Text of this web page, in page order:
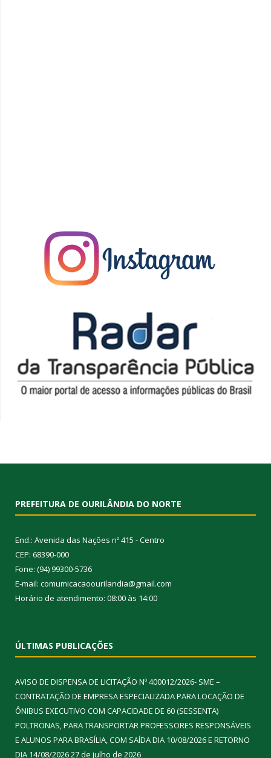
PREFEITURA DE OURILÂNDIA DO NORTE
End.: Avenida das Nações nº 415 - Centro
CEP: 68390-000
Fone: (94) 99300-5736
E-mail: comumicacaoourilandia@gmail.com
Horário de atendimento: 08:00 às 14:00
ÚLTIMAS PUBLICAÇÕES
AVISO DE DISPENSA DE LICITAÇÃO Nº 400012/2026- SME –
CONTRATAÇÃO DE EMPRESA ESPECIALIZADA PARA LOCAÇÃO DE
ÔNIBUS EXECUTIVO COM CAPACIDADE DE 60 (SESSENTA)
POLTRONAS, PARA TRANSPORTAR PROFESSORES RESPONSÁVEIS
E ALUNOS PARA BRASÍLIA, COM SAÍDA DIA 10/08/2026 E RETORNO
DIA 14/08/202627 de julho de 2026